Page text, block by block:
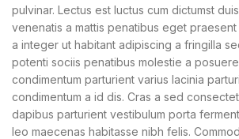
pulvinar. Lectus est luctus cum dictumst
venenatis a mattis penatibus eget
a integer ut habitant adipiscing a fringilla
potenti sociis penatibus molestie a
condimentum parturient varius lacinia
condimentum a id dis. Cras a sed
dapibus parturient vestibulum porta
leo maecenas habitasse nibh felis.